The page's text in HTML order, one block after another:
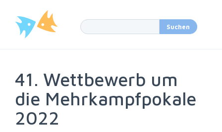
41. Wettbewerb um
die Mehrkampfpokale
2022